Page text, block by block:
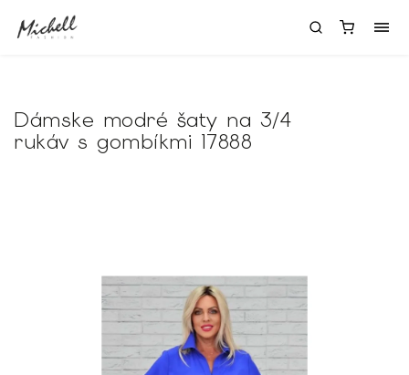
Dámske modré šaty na 3/4
rukáv s gombíkmi 17888